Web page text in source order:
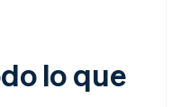
lo que